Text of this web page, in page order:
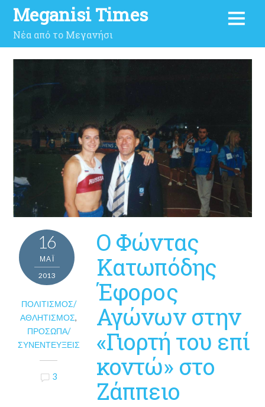
Meganisi Times
Νέα από το Μεγανήσι
16
ΜΑΪ́
2013
ΠΟΛΙΤΙΣΜΌΣ/
ΑΘΛΗΤΙΣΜΌΣ,
ΠΡΌΣΩΠΑ/
ΣΥΝΕΝΤΕΎΞΕΙΣ
3
Ο Φώντας
Κατωπόδης
Έφορος
Αγώνων στην
«Γιορτή του επί
κοντώ» στο
Ζάππειο